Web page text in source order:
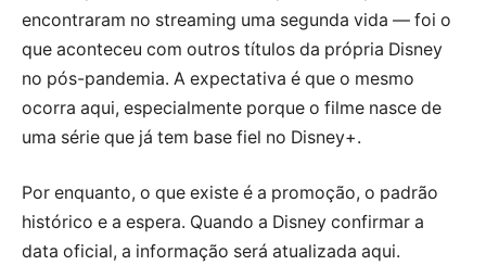
encontraram no streaming uma segunda vida — foi o
que aconteceu com outros títulos da própria Disney
no pós-pandemia. A expectativa é que o mesmo
ocorra aqui, especialmente porque o filme nasce de
uma série que já tem base fiel no Disney+.
Por enquanto, o que existe é a promoção, o padrão
histórico e a espera. Quando a Disney confirmar a
data oficial, a informação será atualizada aqui.